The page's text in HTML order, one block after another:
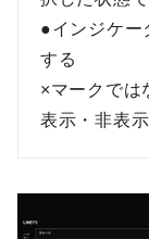
●インジケー
する
×マークでは
表示・非表